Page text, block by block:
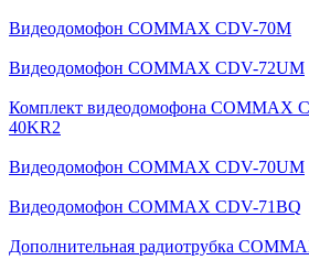
Видеодомофон COMMAX CDV-70M
Видеодомофон COMMAX CDV-72UM
Комплект видеодомофона COMMAX
40KR2
Видеодомофон COMMAX CDV-70UM
Видеодомофон COMMAX CDV-71BQ
Дополнительная радиотрубка